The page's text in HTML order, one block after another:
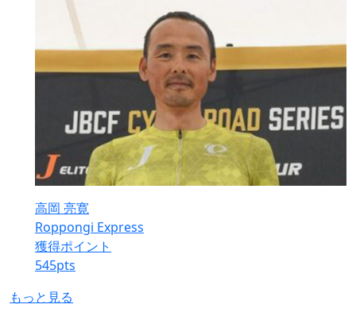
高岡 亮寛
Roppongi Express
獲得ポイント
545pts
もっと見る